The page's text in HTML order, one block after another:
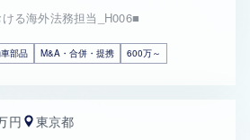
ける海外法務担当_H006■
部品 M&A・合併・提携 600万～
円 東京都